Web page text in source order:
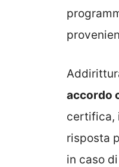
accordo
certifica,
risposta
in caso